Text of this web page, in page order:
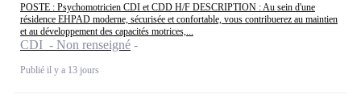
POSTE : Psychomotricien CDI et CDD H/F DESCRIPTION : Au sein d'une
résidence EHPAD moderne, sécurisée et confortable, vous contribuerez au maintien
et au développement des capacités motrices,...
CDI - Non renseigné
Publié il y a 13 jours